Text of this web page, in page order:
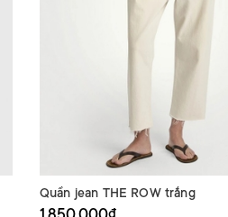
Quần jean THE ROW trắng